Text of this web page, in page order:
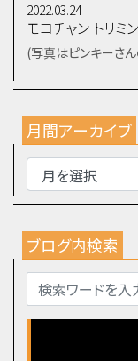
2022.03.24
モコチャン トリミ
(写真はピンキーさん
月間アーカイブ
ブログ内検索